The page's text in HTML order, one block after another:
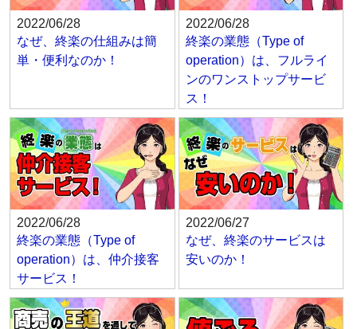
2022/06/28
なぜ、終楽の仕組みは簡
単・便利なのか！
2022/06/28
終楽の業態（Type of
operation）は、フルライ
ンのワンストップサービ
ス！
2022/06/28
終楽の業態（Type of
operation）は、仲介接客
サービス！
2022/06/27
なぜ、終楽のサービスは
安いのか！